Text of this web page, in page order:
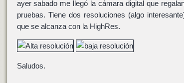
ayer sabado me llegó la cámara digital que
pruebas. Tiene dos resoluciones (algo
que se alcanza con la HighRes.
Saludos.